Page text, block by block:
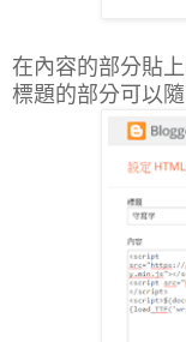
在內容的部分貼
標題的部分可以